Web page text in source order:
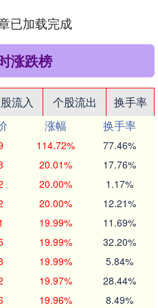
已加载完成
涨跌榜
流入 个股流出
换手率
涨幅
换手率
114.72% 77.46%
20.01% 17.76%
20.00% 1.17%
20.00% 12.21%
19.99% 11.69%
19.99% 32.20%
19.99% 5.84%
19.97% 28.44%
19.96% 8.49%